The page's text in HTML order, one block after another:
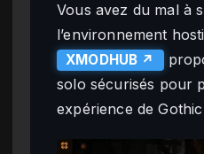
Vous avez du mal à
l’environnement
XMODHUB ↗
solo sécurisés pour
expérience de Gothic